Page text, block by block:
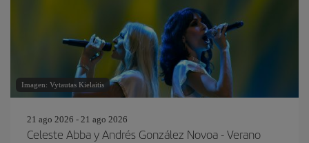
Imagen: Vytautas Kielaitis
21 ago 2026 - 21 ago 2026
Celeste Abba y Andrés González Novoa - Verano